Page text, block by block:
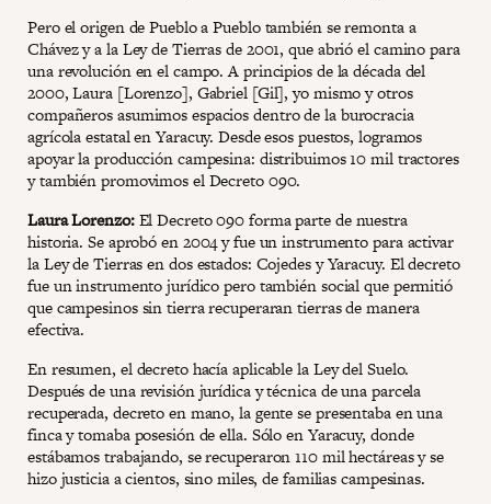
Pero el origen de Pueblo a Pueblo también se remonta a
Chávez y a la Ley de Tierras de 2001, que abrió el camino para
una revolución en el campo. A principios de la década del
2000, Laura [Lorenzo], Gabriel [Gil], yo mismo y otros
compañeros asumimos espacios dentro de la burocracia
agrícola estatal en Yaracuy. Desde esos puestos, logramos
apoyar la producción campesina: distribuimos 10 mil tractores
y también promovimos el Decreto 090.
Laura Lorenzo:El Decreto 090 forma parte de nuestra
historia. Se aprobó en 2004 y fue un instrumento para activar
la Ley de Tierras en dos estados: Cojedes y Yaracuy. El decreto
fue un instrumento jurídico pero también social que permitió
que campesinos sin tierra recuperaran tierras de manera
efectiva.
En resumen, el decreto hacía aplicable la Ley del Suelo.
Después de una revisión jurídica y técnica de una parcela
recuperada, decreto en mano, la gente se presentaba en una
finca y tomaba posesión de ella. Sólo en Yaracuy, donde
estábamos trabajando, se recuperaron 110 mil hectáreas y se
hizo justicia a cientos, sino miles, de familias campesinas.